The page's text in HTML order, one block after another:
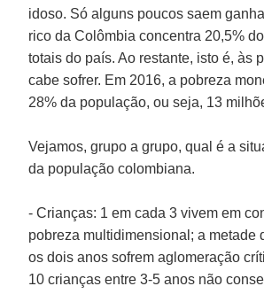
idoso. Só alguns poucos saem
rico da Colômbia concentra 20,5%
totais do país. Ao restante, isto é, às
cabe sofrer. Em 2016, a pobreza
28% da população, ou seja, 13
Vejamos, grupo a grupo, qual é a
da população colombiana.
- Crianças: 1 em cada 3 vivem em
pobreza multidimensional; a metade
os dois anos sofrem aglomeração
10 crianças entre 3-5 anos não